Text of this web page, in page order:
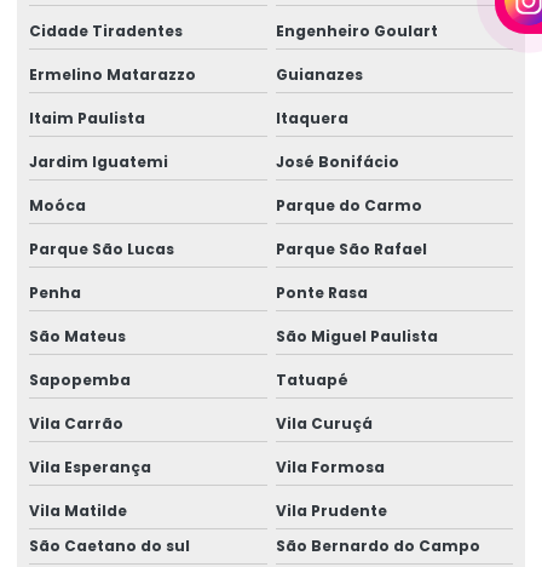
Empresa de geradores em camaçari
Empresa de locação de geradores
Empresa de locação de geradores em camaçari
Fornecedor de gerador
Fornecedor de gerador em camaçari
Fornecedor de gerador de energia
Fornecedores de geradores a diesel em camaçari
Fornecedores de geradores elétricos
Gerador 100 kva
Gerador 100 kva aluguel preço
Cidade Tiradentes Engenheiro Goulart
Ermelino Matarazzo Guianazes
Itaim Paulista Itaquera
Jardim Iguatemi José Bonifácio
Moóca Parque do Carmo
Parque São Lucas Parque São Rafael
Penha Ponte Rasa
São Mateus São Miguel Paulista
Sapopemba Tatuapé
Vila Carrão Vila Curuçá
Vila Esperança Vila Formosa
Vila Matilde
Vila Prudente
São Caetano do sul
São Bernardo do Campo